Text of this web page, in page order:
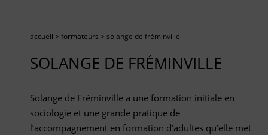
accueil > formateurs > solange de fréminville
SOLANGE DE FRÉMINVILLE
Solange de Fréminville a une formation initiale en
sociologie et une grande pratique de
l’accompagnement en formation d’adultes qu’elle met